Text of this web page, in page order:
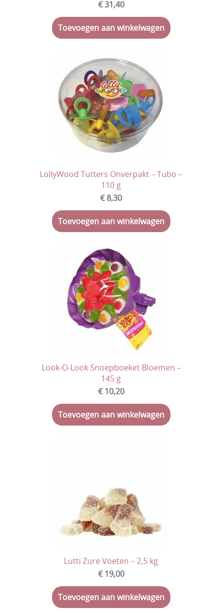
€ 31,40
Toevoegen aan winkelwagen
LollyWood Tutters Onverpakt – Tubo –
110 g
€ 8,30
Toevoegen aan winkelwagen
Look-O-Look Snoepboeket Bloemen –
145 g
€ 10,20
Toevoegen aan winkelwagen
Lutti Zure Voeten – 2,5 kg
€ 19,00
Toevoegen aan winkelwagen